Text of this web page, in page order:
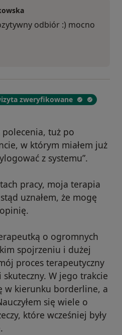
odbiór :) mocno
zweryfikowane
tuż po
w którym miałem już
z systemu”.
pracy, moja terapia
uznałem, że mogę
o ogromnych
spojrzeniu i dużej
proces terapeutyczny
skuteczny. W jego trakcie
w kierunku borderline, a
się wiele o
które wcześniej były